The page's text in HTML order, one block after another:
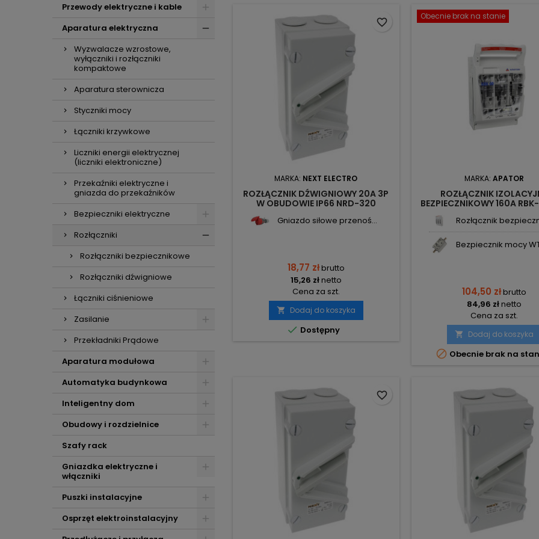
Przewody elektryczne i kable
Aparatura elektryczna
Wyzwalacze wzrostowe,
wyłączniki i rozłączniki
kompaktowe
Aparatura sterownicza
Styczniki mocy
Łączniki krzywkowe
Liczniki energii elektrycznej
(liczniki elektroniczne)
Przekaźniki elektryczne i
gniazda do przekaźników
Bezpieczniki elektryczne
Rozłączniki
Rozłączniki bezpiecznikowe
Rozłączniki dźwigniowe
Łączniki ciśnieniowe
Zasilanie
Przekładniki Prądowe
Aparatura modułowa
Automatyka budynkowa
Inteligentny dom
Obudowy i rozdzielnice
Szafy rack
Gniazdka elektryczne i
włączniki
Puszki instalacyjne
Osprzęt elektroinstalacyjny
MARKA: NEXT ELECTRO
ROZŁĄCZNIK DŹWIGNIOWY 20A 3P
W OBUDOWIE IP66 NRD-320
Gniazdo siłowe przenoś...
18,77 złbrutto
15,26 złnetto
Cena za szt.
 Dodaj do koszyka
 Dostępny
favorite_border
Obecnie brak na stanie
MARKA:APATOR
ROZŁĄCZNIK
BEZPIECZNIKOWY 160A
Rozłącznik
Bezpiecznik mocy
104,50 złbrutto
84,96 złnetto
Cena za szt.
 Dodaj do koszyka
 Obecnie brak na
favorite_border